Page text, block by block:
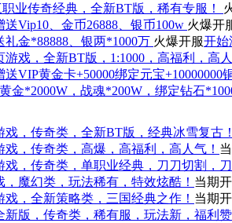
职业传奇经典，全新BT版，稀有专服！
送Vip10、金币26888、银币100w 火爆开
礼金*88888、银两*1000万 火爆开服开始
游戏，全新BT版，1:1000，高福利，高
送VIP黄金卡+50000绑定元宝+10000000
黄金*2000W，战魂*200W，绑定钻石
戏，传奇类，全新BT版，经典冰雪复古
戏，传奇类，高爆，高福利，高人气！
戏，传奇类，单职业经典，刀刀切割，
，魔幻类，玩法稀有，特效炫酷！ 当期
戏，全新策略类，三国经典之作！ 当期
新版，传奇类，稀有服，玩法新，福利